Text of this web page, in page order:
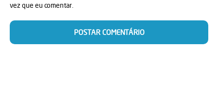
vez que eu comentar.